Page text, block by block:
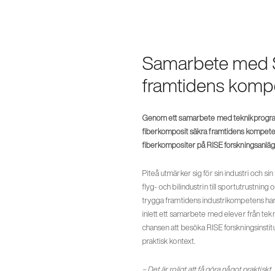
Samarbete med
framtidens
Genom ett samarbete med
fiberkomposit säkra framtidens
fiberkompositer på RISE
Piteå utmärker sig för sin industri och
flyg- och bilindustrin till sportutrustning
trygga framtidens industrikompetens
inlett ett samarbete med elever från
chansen att besöka RISE
praktisk kontext.
– Det är roligt att få göra något